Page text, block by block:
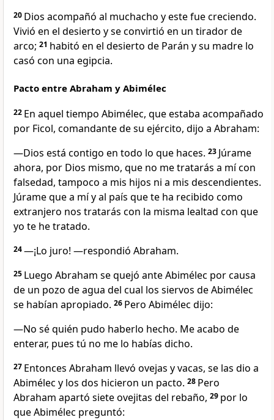
20 Dios acompañó al muchacho y este fue creciendo.
Vivió en el desierto y se convirtió en un tirador de
arco; 21 habitó en el desierto de Parán y su madre lo
casó con una egipcia.
Pacto entre Abraham y Abimélec
22 En aquel tiempo Abimélec, que estaba acompañado
por Ficol, comandante de su ejército, dijo a Abraham:
—Dios está contigo en todo lo que haces. 23 Júrame
ahora, por Dios mismo, que no me tratarás a mí con
falsedad, tampoco a mis hijos ni a mis descendientes.
Júrame que a mí y al país que te ha recibido como
extranjero nos tratarás con la misma lealtad con que
yo te he tratado.
24—¡Lo juro! —respondió Abraham.
25 Luego Abraham se quejó ante Abimélec por causa
de un pozo de agua del cual los siervos de Abimélec
se habían apropiado. 26 Pero Abimélec dijo:
—No sé quién pudo haberlo hecho. Me acabo de
enterar, pues tú no me lo habías dicho.
27 Entonces Abraham llevó ovejas y vacas, se las dio a
Abimélec y los dos hicieron un pacto. 28 Pero
Abraham apartó siete ovejitas del rebaño, 29 por lo
que Abimélec preguntó: